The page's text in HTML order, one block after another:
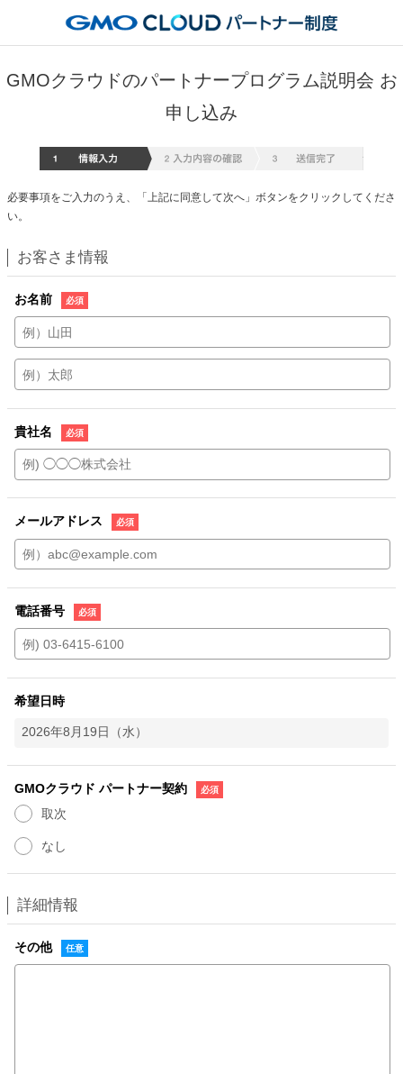
GMOクラウドのパートナープログラム説明会 お
申し込み
必要事項をご入力のうえ、「上記に同意して次へ」ボタンをクリックしてくださ
い。
お客さま情報
お名前
貴社名
メールアドレス
電話番号
希望日時
GMOクラウド パートナー契約
取次
なし
詳細情報
その他